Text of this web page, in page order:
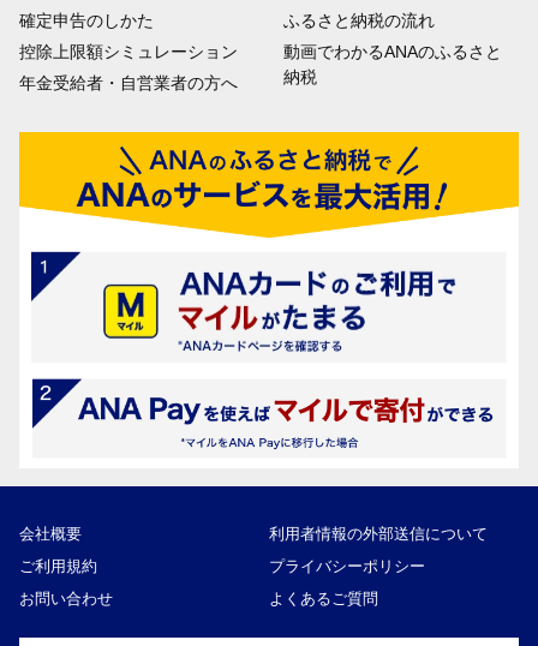
確定申告のしかた
控除上限額シミュレーション
年金受給者・自営業者の方へ
ふるさと納税の流れ
動画でわかるANAのふるさと
納税
会社概要
利用者情報の外部送信について
ご利用規約
プライバシーポリシー
お問い合わせ
よくあるご質問